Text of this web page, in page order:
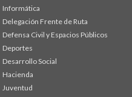
Informática
Delegación Frente de Ruta
Defensa Civil y Espacios Públicos
Deportes
Desarrollo Social
Hacienda
Juventud